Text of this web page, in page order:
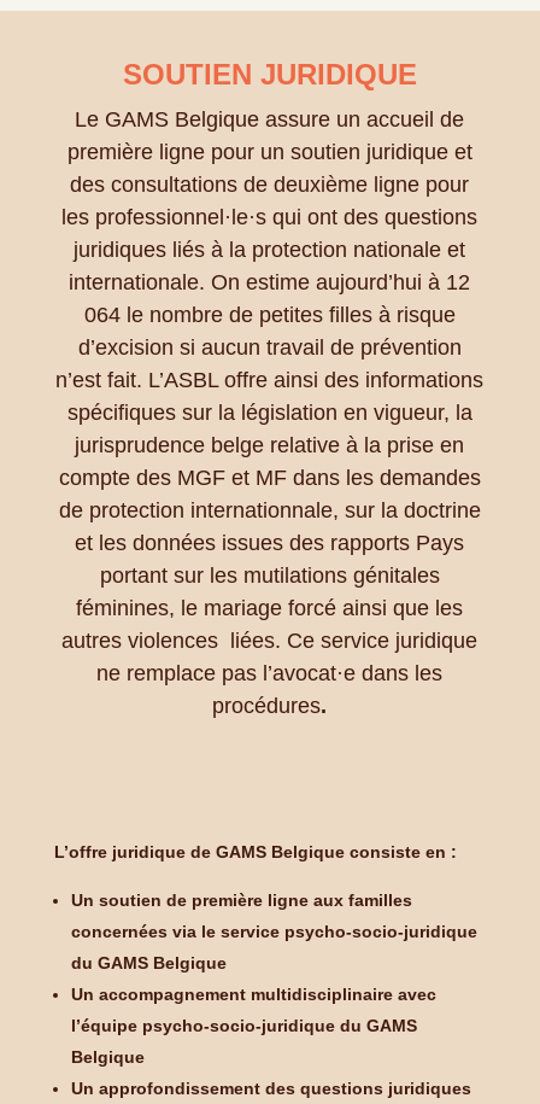
SOUTIEN JURIDIQUE
Le GAMS Belgique assure un accueil de
première ligne pour un soutien juridique et
des consultations de deuxième ligne pour
les professionnel·le·s qui ont des questions
juridiques liés à la protection nationale et
internationale. On estime aujourd’hui à 12
064 le nombre de petites filles à risque
d’excision si aucun travail de prévention
n’est fait. L’ASBL offre ainsi des informations
spécifiques sur la législation en vigueur, la
jurisprudence belge relative à la prise en
compte des MGF et MF dans les demandes
de protection internationnale, sur la doctrine
et les données issues des rapports Pays
portant sur les mutilations génitales
féminines, le mariage forcé ainsi que les
autres violences liées. Ce service juridique
ne remplace pas l’avocat·e dans les
procédures.
L’offre juridique de GAMS Belgique consiste en :
Un soutien de première ligne aux familles
concernées via le service psycho-socio-juridique
du GAMS Belgique
Un accompagnement multidisciplinaire avec
l’équipe psycho-socio-juridique du GAMS
Belgique
Un approfondissement des questions juridiques